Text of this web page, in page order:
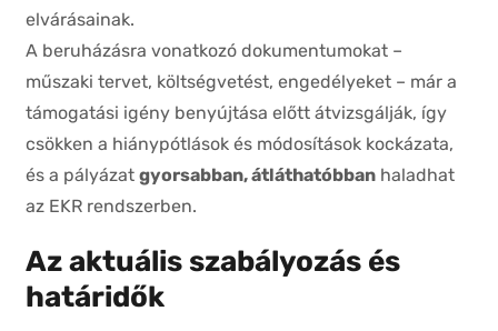
elvárásainak.
A beruházásra vonatkozó dokumentumokat –
műszaki tervet, költségvetést, engedélyeket – már a
támogatási igény benyújtása előtt átvizsgálják, így
csökken a hiánypótlások és módosítások kockázata,
és a pályázat gyorsabban, átláthatóbban haladhat
az EKR rendszerben.
Az aktuális szabályozás és
határidők